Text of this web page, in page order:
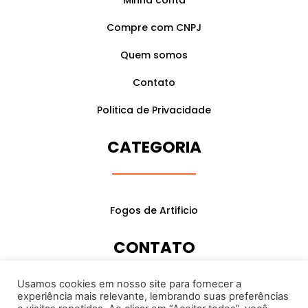
Compre com CNPJ
Quem somos
Contato
Politica de Privacidade
CATEGORIA
Fogos de Artificio
CONTATO
(31) 98424-9088
Usamos cookies em nosso site para fornecer a
experiência mais relevante, lembrando suas preferências